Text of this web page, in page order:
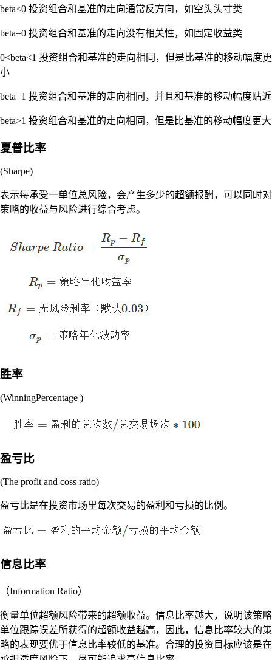
beta<0 投资组合和基准的走向通常反方向，如空头头寸类
beta=0 投资组合和基准的走向没有相关性，如固定收益类
0<beta<1 投资组合和基准的走向相同，但是比基准的移动幅度更
小
beta=1 投资组合和基准的走向相同，并且和基准的移动幅度贴近
beta>1 投资组合和基准的走向相同，但是比基准的移动幅度更大
夏普比率
(Sharpe)
表示每承受一单位总风险，会产生多少的超额报酬，可以同时对
策略的收益与风险进行综合考虑。
胜率
(WinningPercentage )
盈亏比
(The profit and coss ratio)
盈亏比是在投资市场里每次交易的盈利和亏损的比例。
信息比率
（Information Ratio）
衡量单位超额风险带来的超额收益。信息比率越大，说明该策略
单位跟踪误差所获得的超额收益越高，因此，信息比率较大的策
略的表现要优于信息比率较低的基准。合理的投资目标应该是在